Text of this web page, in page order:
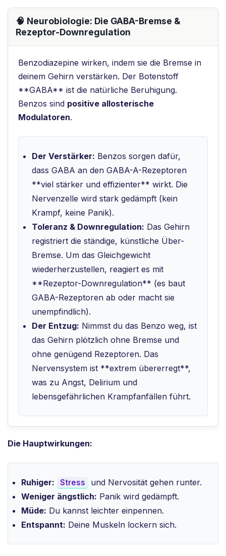
🧠 Neurobiologie: Die GABA-Bremse &
Rezeptor-Downregulation
Benzodiazepine wirken, indem sie die Bremse in
deinem Gehirn verstärken. Der Botenstoff
**GABA** ist die natürliche Beruhigung.
Benzos sind positive allosterische
Modulatoren.
Der Verstärker: Benzos sorgen dafür,
dass GABA an den GABA-A-Rezeptoren
**viel stärker und effizienter** wirkt. Die
Nervenzelle wird stark gedämpft (kein
Krampf, keine Panik).
Toleranz & Downregulation: Das Gehirn
registriert die ständige, künstliche Über-
Bremse. Um das Gleichgewicht
wiederherzustellen, reagiert es mit
**Rezeptor-Downregulation** (es baut
GABA-Rezeptoren ab oder macht sie
unempfindlich).
Der Entzug: Nimmst du das Benzo weg, ist
das Gehirn plötzlich ohne Bremse und
ohne genügend Rezeptoren. Das
Nervensystem ist **extrem übererregt**,
was zu Angst, Delirium und
lebensgefährlichen Krampfanfällen führt.
Die Hauptwirkungen:
Ruhiger: Stress
und Nervosität gehen runter.
Weniger ängstlich: Panik wird gedämpft.
Müde: Du kannst leichter einpennen.
Entspannt: Deine Muskeln lockern sich.